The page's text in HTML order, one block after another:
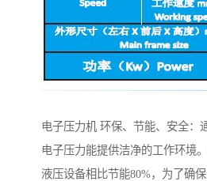
电子压力机 环保、节能、安全：
电子压力能提供洁净的工作环境
液压设备相比节能80%，为了确